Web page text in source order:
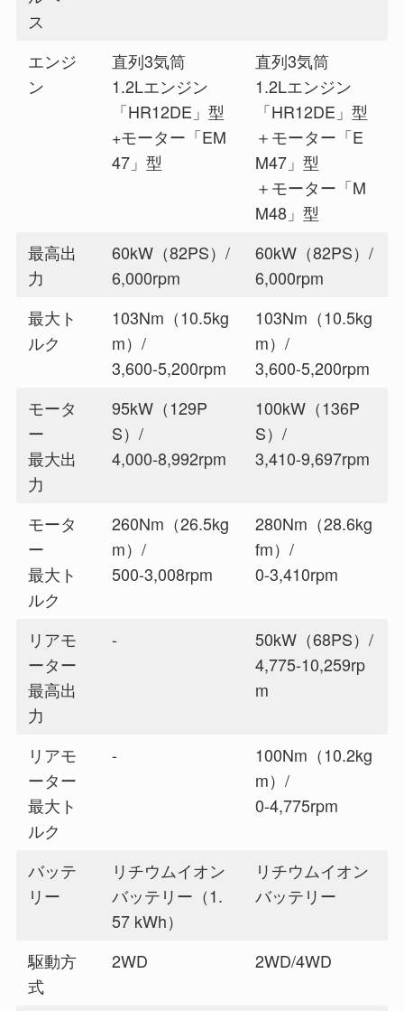
ス
エンジ
ン
直列3気筒
1.2Lエンジン
「HR12DE」型
+モーター「EM
47」型
直列3気筒
1.2Lエンジン
「HR12DE」型
＋モーター「E
M47」型
＋モーター「M
M48」型
最高出
力
60kW（82PS）/
6,000rpm
60kW（82PS）/
6,000rpm
最大ト
ルク
103Nm（10.5kg
m）/
3,600-5,200rpm
103Nm（10.5kg
m）/
3,600-5,200rpm
モータ
ー
最大出
力
95kW（129P
S）/
4,000-8,992rpm
100kW（136P
S）/
3,410-9,697rpm
モータ
ー
最大ト
ルク
260Nm（26.5kg
m）/
500-3,008rpm
280Nm（28.6kg
fm）/
0-3,410rpm
リアモ
ーター
最高出
力
-
50kW（68PS）/
4,775-10,259rp
m
リアモ
ーター
最大ト
ルク
-
100Nm（10.2kg
m）/
0-4,775rpm
バッテ
リー
リチウムイオン
バッテリー（1.
57 kWh）
リチウムイオン
バッテリー
駆動方
式
2WD 2WD/4WD